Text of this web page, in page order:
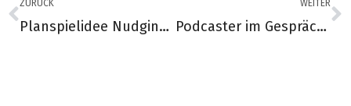
ZURÜCK
Planspielidee Nudging mit KI
WEITER
Podcaster im Gespräch mit Prof. Dr. Bölz